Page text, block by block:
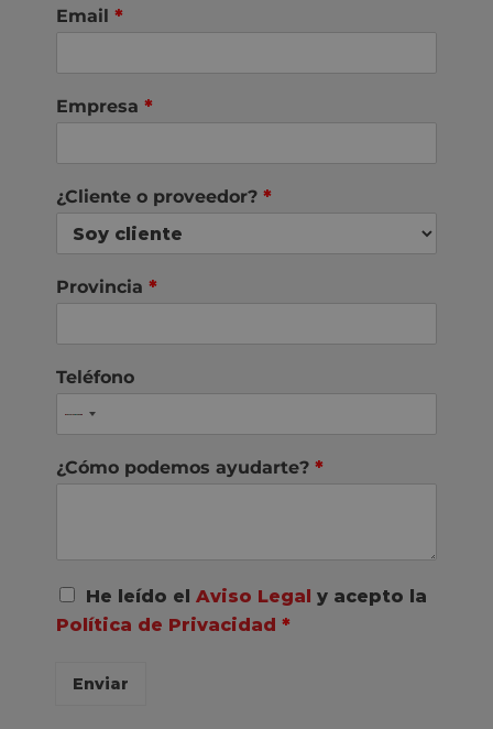
Email *
Empresa *
¿Cliente o proveedor? *
Provincia *
Teléfono
¿Cómo podemos ayudarte? *
A
c
u
He leído el Aviso Legal y acepto la
Política de Privacidad *
Enviar